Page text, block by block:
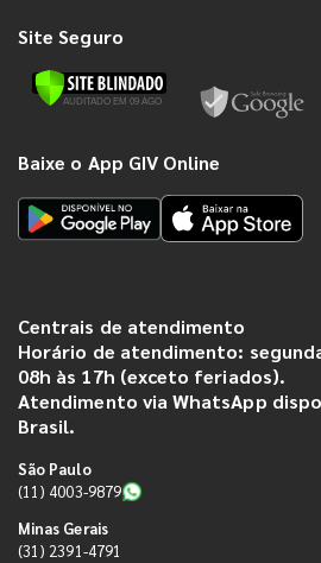
Site Seguro
Baixe o App GIV Online
Centrais de atendimento
Horário de atendimento:
08h às 17h (exceto feriados).
Atendimento via WhatsApp
Brasil.
São Paulo
(11) 4003-9879
Minas Gerais
(31) 2391-4791